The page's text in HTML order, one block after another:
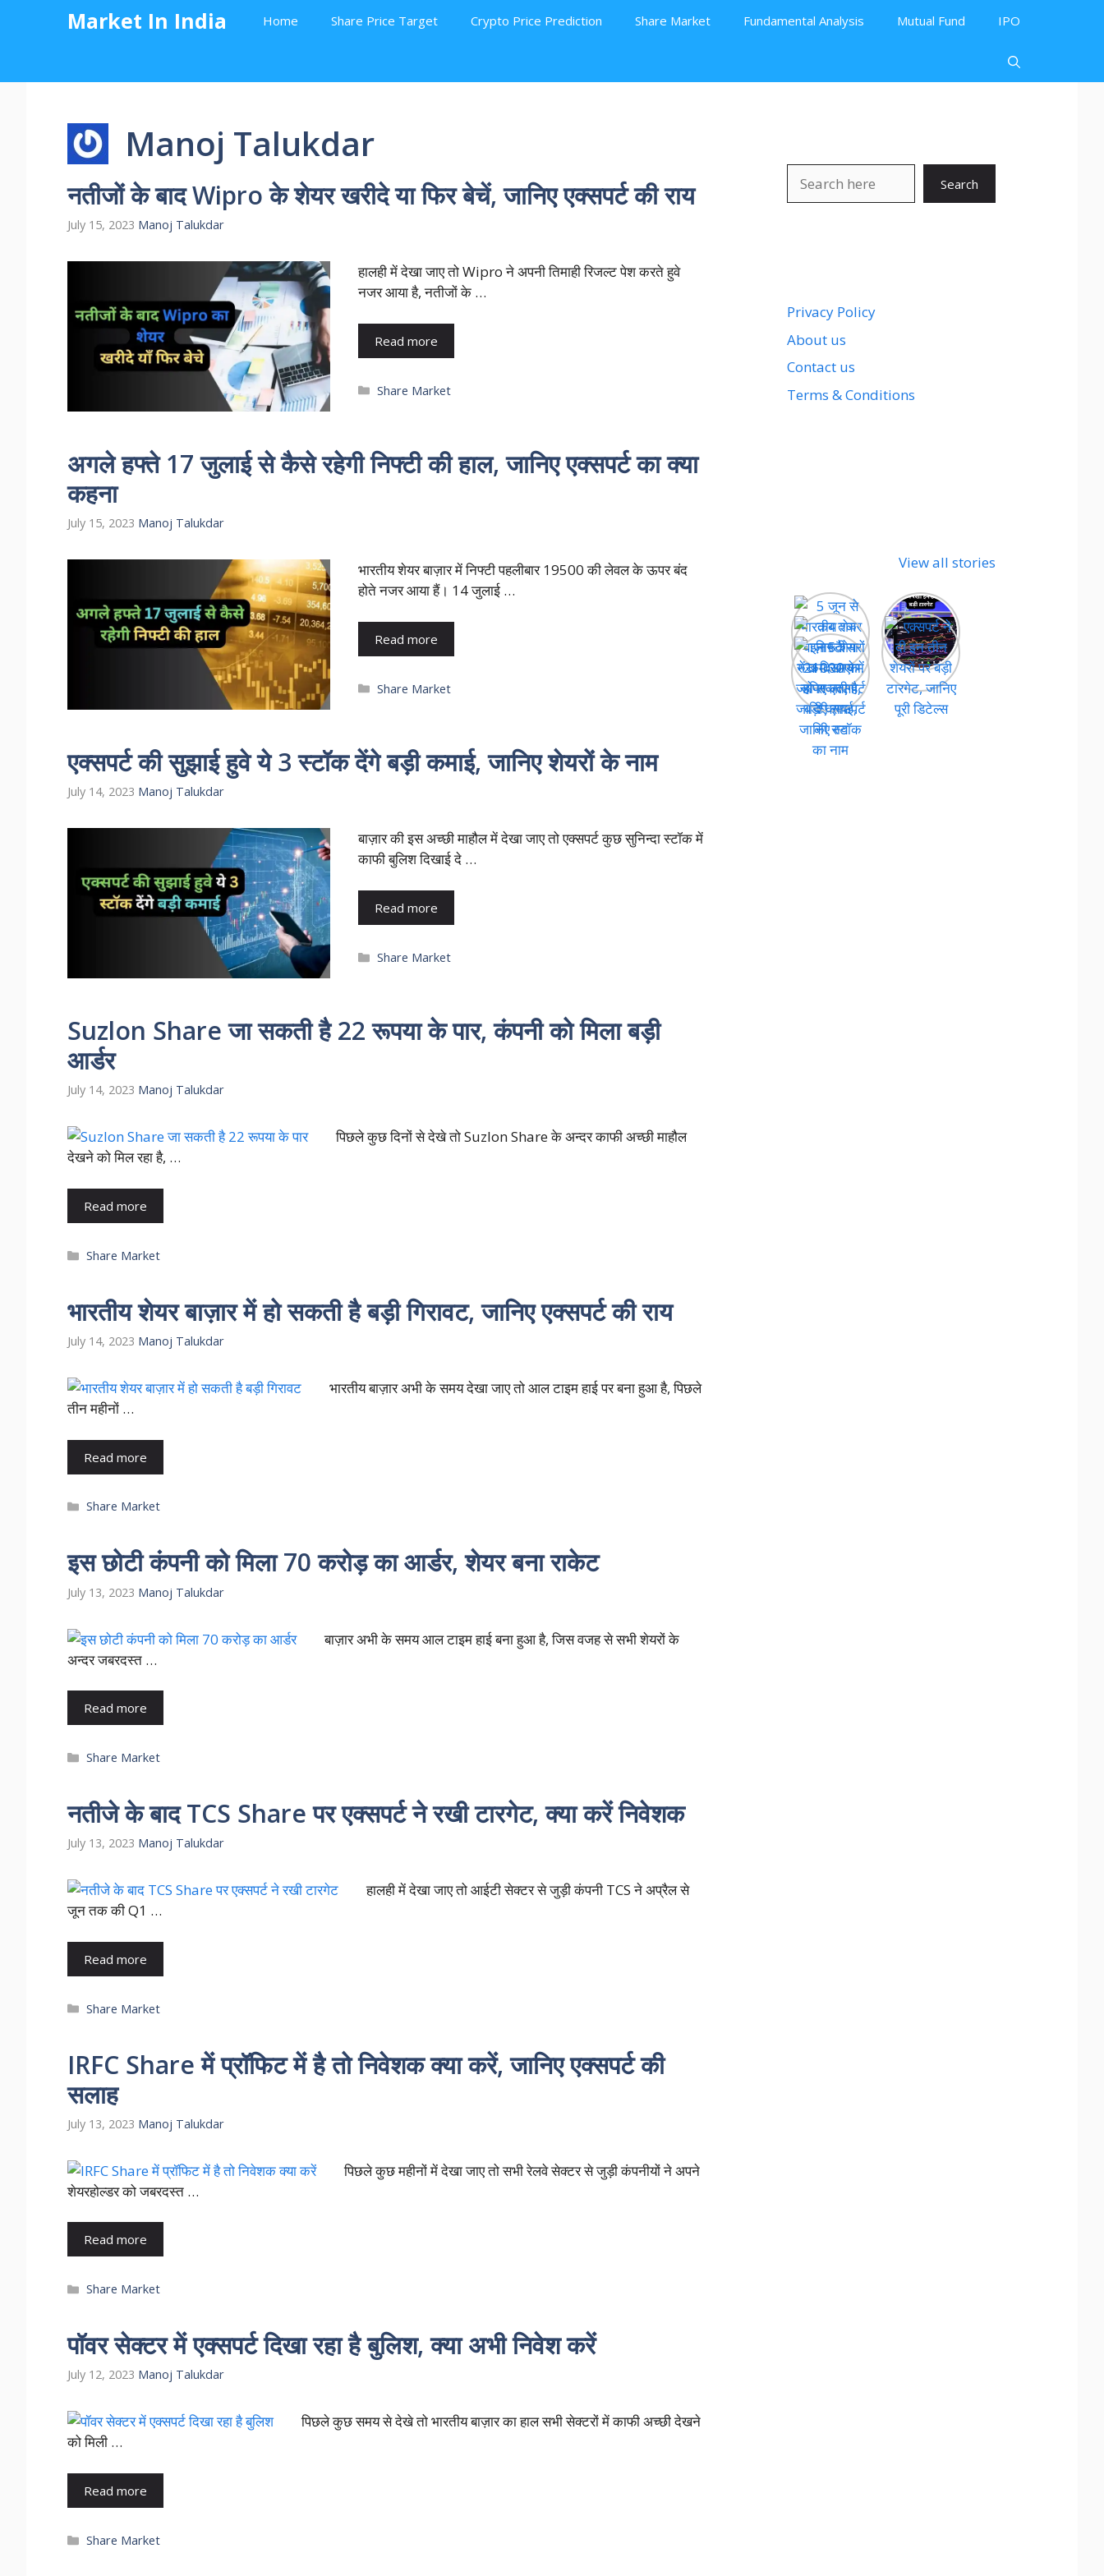
Market In India Home Share Price Target Crypto Price Prediction Share Market Fundamental Analysis Mutual Fund IPO
Manoj Talukdar
नतीजों के बाद Wipro के शेयर खरीदे या फिर बेचें, जानिए एक्सपर्ट की राय
July 15, 2023 Manoj Talukdar
हालही में देखा जाए तो Wipro ने अपनी तिमाही रिजल्ट पेश करते हुवे
नजर आया है, नतीजों के …
Read more
Categories
Share Market
अगले हफ्ते 17 जुलाई से कैसे रहेगी निफ्टी की हाल, जानिए एक्सपर्ट का क्या
कहना
July 15, 2023 Manoj Talukdar
भारतीय शेयर बाज़ार में निफ्टी पहलीबार 19500 की लेवल के ऊपर बंद
होते नजर आया हैं। 14 जुलाई …
Read more
Categories
Share Market
एक्सपर्ट की सुझाई हुवे ये 3 स्टॉक देंगे बड़ी कमाई, जानिए शेयरों के नाम
July 14, 2023 Manoj Talukdar
बाज़ार की इस अच्छी माहौल में देखा जाए तो एक्सपर्ट कुछ सुनिन्दा स्टॉक में
काफी बुलिश दिखाई दे …
Read more
Categories
Share Market
Suzlon Share जा सकती है 22 रूपया के पार, कंपनी को मिला बड़ी
आर्डर
July 14, 2023 Manoj Talukdar
पिछले कुछ दिनों से देखे तो Suzlon Share के अन्दर काफी अच्छी माहौल
देखने को मिल रहा है, …
Read more
Categories
Share Market
भारतीय शेयर बाज़ार में हो सकती है बड़ी गिरावट, जानिए एक्सपर्ट की राय
July 14, 2023 Manoj Talukdar
भारतीय बाज़ार अभी के समय देखा जाए तो आल टाइम हाई पर बना हुआ है, पिछले
तीन महीनों …
Read more
Categories
Share Market
इस छोटी कंपनी को मिला 70 करोड़ का आर्डर, शेयर बना राकेट
July 13, 2023 Manoj Talukdar
बाज़ार अभी के समय आल टाइम हाई बना हुआ है, जिस वजह से सभी शेयरों के
अन्दर जबरदस्त …
Read more
Categories
Share Market
नतीजे के बाद TCS Share पर एक्सपर्ट ने रखी टारगेट, क्या करें निवेशक
July 13, 2023 Manoj Talukdar
हालही में देखा जाए तो आईटी सेक्टर से जुड़ी कंपनी TCS ने अप्रैल से
जून तक की Q1 …
Read more
Categories
Share Market
IRFC Share में प्रॉफिट में है तो निवेशक क्या करें, जानिए एक्सपर्ट की
सलाह
July 13, 2023 Manoj Talukdar
पिछले कुछ महीनों में देखा जाए तो सभी रेलवे सेक्टर से जुड़ी कंपनीयों ने अपने
शेयरहोल्डर को जबरदस्त …
Read more
Categories
Share Market
पॉवर सेक्टर में एक्सपर्ट दिखा रहा है बुलिश, क्या अभी निवेश करें
July 12, 2023 Manoj Talukdar
पिछले कुछ समय से देखे तो भारतीय बाज़ार का हाल सभी सेक्टरों में काफी अच्छी देखने
को मिली …
Read more
Categories
Share Market
Search
Privacy Policy
About us
Contact us
Terms & Conditions
View all stories